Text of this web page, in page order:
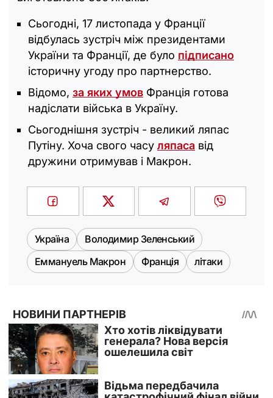
Сьогодні, 17 листопада у Франції
відбулась зустріч між президентами
України та Франції, де було підписано
історичну угоду про партнерство.
Відомо, за яких умов Франція готова
надіслати війська в Україну.
Сьогоднішня зустріч - великий ляпас
Путіну. Хоча свого часу ляпаса від
дружини отримував і Макрон.
Україна
Володимир Зеленський
Еммануель Макрон
Франція літаки